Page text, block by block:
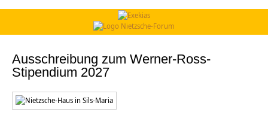
Ausschreibung zum Werner-Ross-
Stipendium 2027